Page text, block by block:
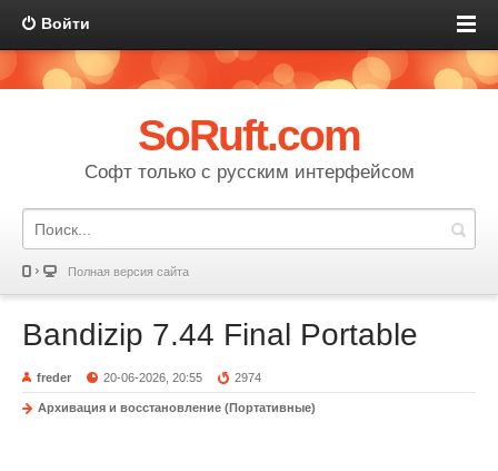
Войти
SoRuft.com
Софт только с русским интерфейсом
Полная версия сайта
Bandizip 7.44 Final Portable
freder 20-06-2026, 20:55 2974
Архивация и восстановление (Портативные)